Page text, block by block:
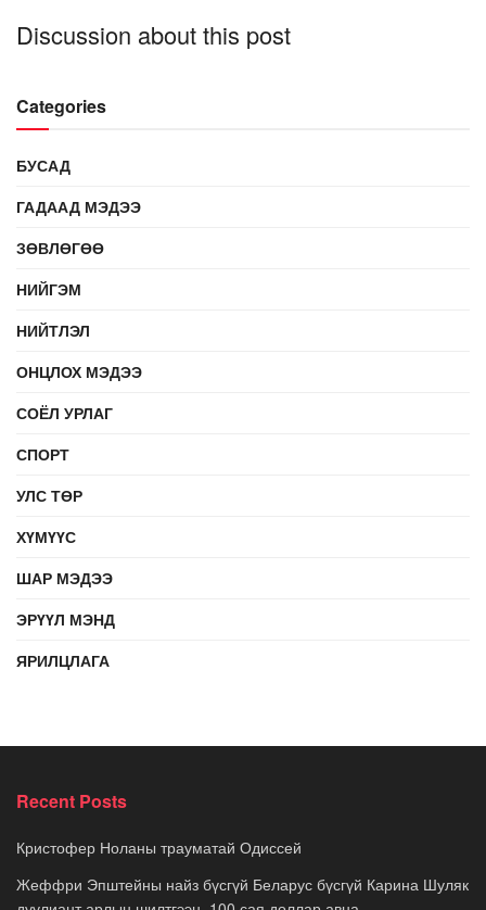
Discussion about this post
Categories
БУСАД
ГАДААД МЭДЭЭ
ЗӨВЛӨГӨӨ
НИЙГЭМ
НИЙТЛЭЛ
ОНЦЛОХ МЭДЭЭ
СОЁЛ УРЛАГ
СПОРТ
УЛС ТӨР
ХҮМҮҮС
ШАР МЭДЭЭ
ЭРҮҮЛ МЭНД
ЯРИЛЦЛАГА
Recent Posts
Кристофер Ноланы трауматай Одиссей
Жеффри Эпштейны найз бүсгүй Беларус бүсгүй Карина Шуляк